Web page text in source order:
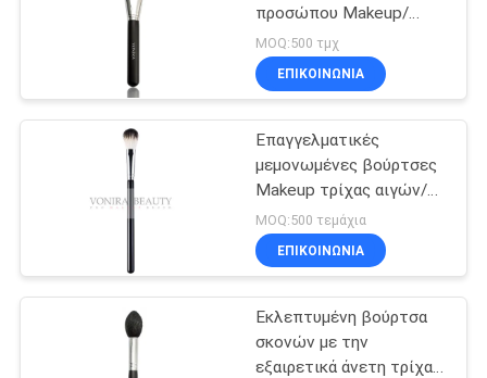
ΠΟΙΟΤΙΚΌΣ
ΈΛΕΓΧΟΣ
SITEMAP
PRIVACY
προσώπου Makeup/
βούρτσα προσώπου
σκονών
MOQ:500 τμχ
ΕΠΙΚΟΙΝΩΝΙΑ
Επαγγελματικές
μεμονωμένες βούρτσες
Makeup τρίχας αιγών/
βούρτσα σκονών
προσώπου με τη μακριά
λαβή
MOQ:500 τεμάχια
ΕΠΙΚΟΙΝΩΝΙΑ
Εκλεπτυμένη βούρτσα
σκονών με την
εξαιρετικά άνετη τρίχα